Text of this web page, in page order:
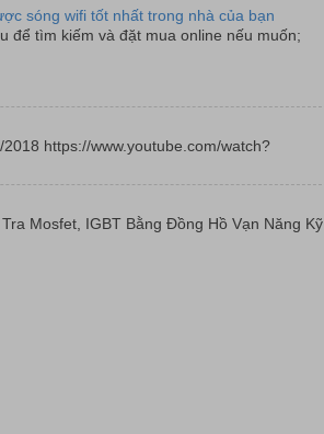
sóng wifi tốt nhất trong nhà của bạn
để tìm kiếm và đặt mua online nếu muốn;
https://www.youtube.com/watch?
Mosfet, IGBT Bằng Đồng Hồ Vạn Năng Kỹ